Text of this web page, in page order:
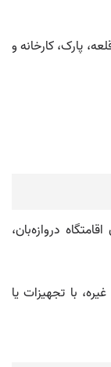
پارک، کارخانه و
دروازه‌بان،
با تجهیزات یا